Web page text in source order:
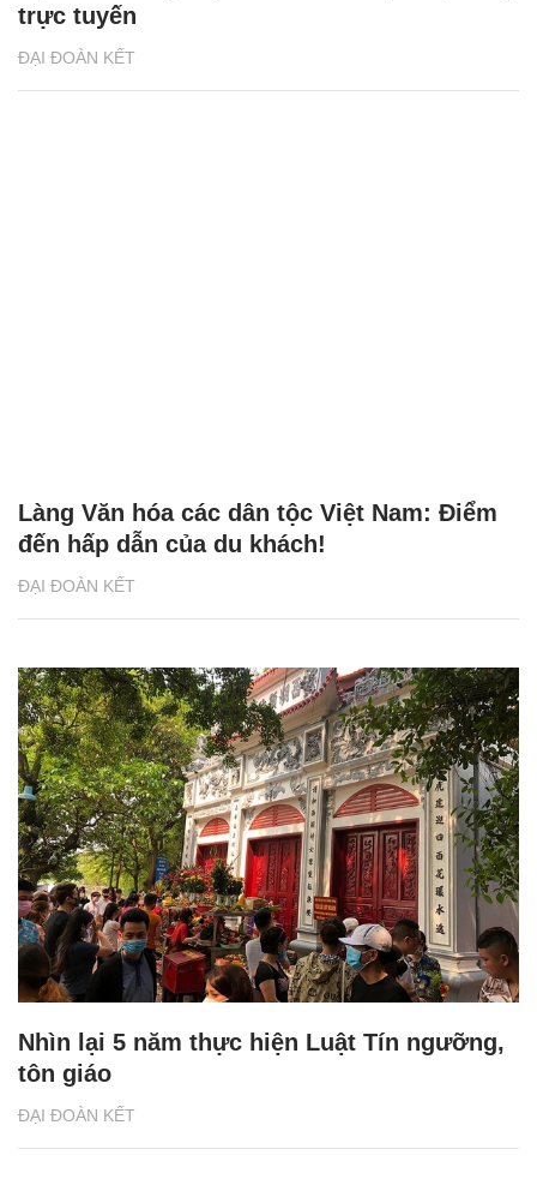
ĐẠI ĐOÀN KẾT
trực tuyến
ĐẠI ĐOÀN KẾT
Làng Văn hóa các dân tộc Việt Nam: Điểm
đến hấp dẫn của du khách!
ĐẠI ĐOÀN KẾT
Nhìn lại 5 năm thực hiện Luật Tín ngưỡng,
tôn giáo